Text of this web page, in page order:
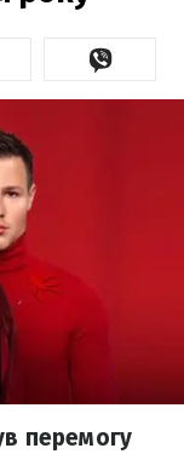
перемогу